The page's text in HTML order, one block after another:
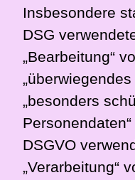
Insbesondere
DSG
„Bearbeitung“
„besonders
DSGVO
„Verarbeitung“